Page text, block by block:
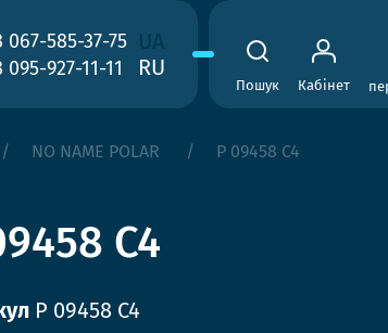
067-585-37-75
095-927-11-11
RU
Пошук Кабінет
NO NAME POLAR P 09458 C4
C4
P 09458 C4